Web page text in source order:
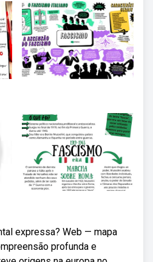
expressa? Web — mapa
profunda e